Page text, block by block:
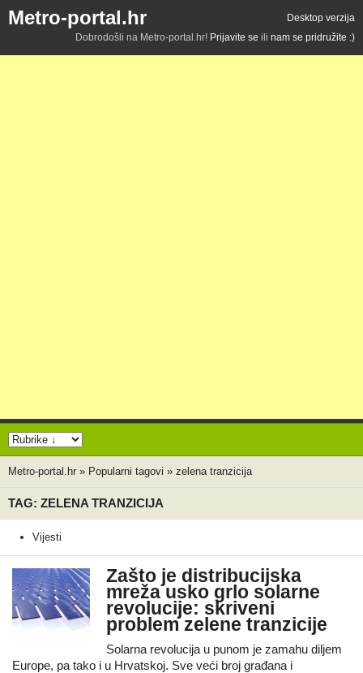
Metro-portal.hr
Desktop verzija
Dobrodošli na Metro-portal.hr! Prijavite se ili nam se pridružite :)
Metro-portal.hr » Popularni tagovi » zelena tranzicija
TAG: ZELENA TRANZICIJA
Vijesti
Zašto je distribucijska
mreža usko grlo solarne
revolucije: skriveni
problem zelene tranzicije
Solarna revolucija u punom je zamahu diljem
Europe, pa tako i u Hrvatskoj. Sve veći broj građana i